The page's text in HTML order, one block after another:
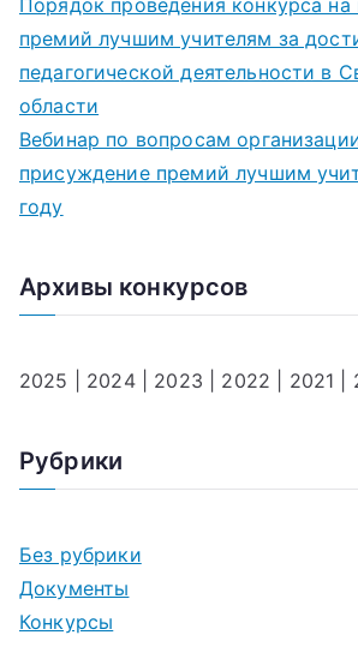
премий лучшим учителям за
педагогической деятельности в
области
Вебинар по вопросам
присуждение премий лучшим
году
Архивы конкурсов
2025 2024 2023 2022 2021
Рубрики
Без рубрики
Документы
Конкурсы